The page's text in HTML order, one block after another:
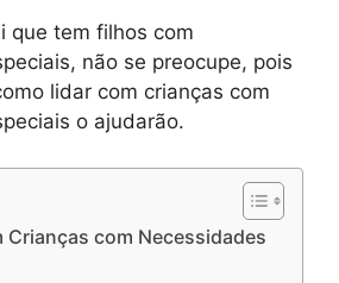
que tem filhos com
não se preocupe, pois
lidar com crianças com
o ajudarão.
Crianças com Necessidades